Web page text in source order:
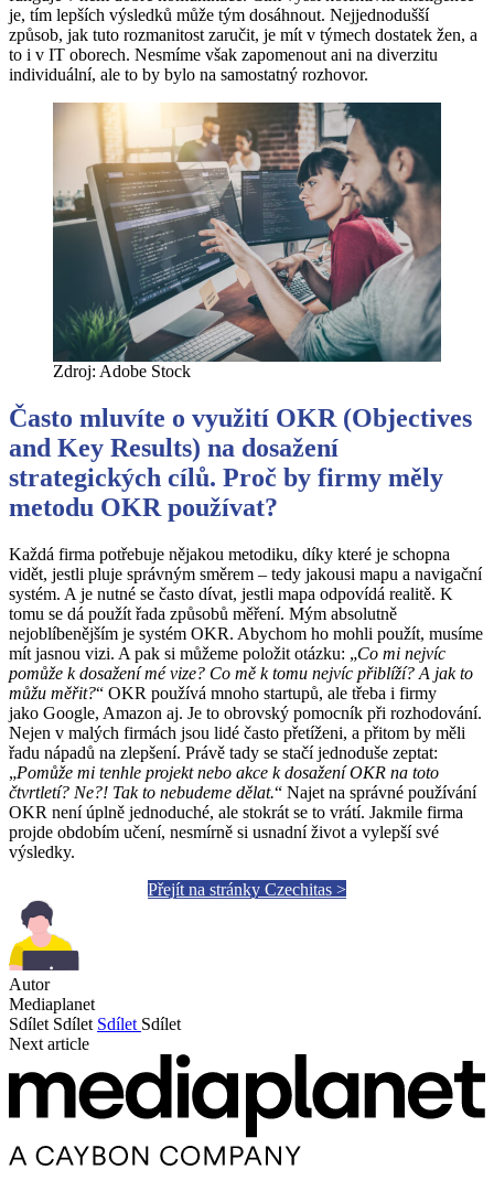
je, tím lepších výsledků může tým dosáhnout. Nejjednodušší
způsob, jak tuto rozmanitost zaručit, je mít v týmech dostatek žen, a
to i v IT oborech. Nesmíme však zapomenout ani na diverzitu
individuální, ale to by bylo na samostatný rozhovor.
Zdroj: Adobe Stock
Často mluvíte o využití OKR (Objectives
and Key Results) na dosažení
strategických cílů. Proč by firmy měly
metodu OKR používat?
Každá firma potřebuje nějakou metodiku, díky které je schopna
vidět, jestli pluje správným směrem – tedy jakousi mapu a navigační
systém. A je nutné se často dívat, jestli mapa odpovídá realitě. K
tomu se dá použít řada způsobů měření. Mým absolutně
nejoblíbenějším je systém OKR. Abychom ho mohli použít, musíme
mít jasnou vizi. A pak si můžeme položit otázku: „Co mi nejvíc
pomůže k dosažení mé vize? Co mě k tomu nejvíc přiblíží? A jak to
můžu měřit?“ OKR používá mnoho startupů, ale třeba i firmy
jako Google, Amazon aj. Je to obrovský pomocník při rozhodování.
Nejen v malých firmách jsou lidé často přetíženi, a přitom by měli
řadu nápadů na zlepšení. Právě tady se stačí jednoduše zeptat:
„Pomůže mi tenhle projekt nebo akce k dosažení OKR na toto
čtvrtletí? Ne?! Tak to nebudeme dělat.“ Najet na správné používání
OKR není úplně jednoduché, ale stokrát se to vrátí. Jakmile firma
projde obdobím učení, nesmírně si usnadní život a vylepší své
výsledky.
Přejít na stránky Czechitas >
Autor
Mediaplanet
Sdílet Sdílet Sdílet Sdílet
Next article